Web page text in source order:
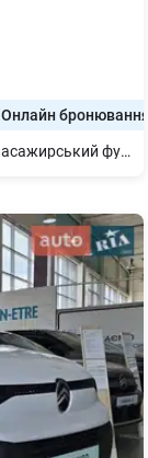
Онлайн
Citro?n Berlingo Crew Cab 2025 — це вантажопасажирський фургон, який поєднує функціональність комерційного авто з комфортом сімейного мінівена. Він має подовжений кузов L2, призначений для 5 пасажирів, та просторий салон, що легко трансформується для перевезення вантажів об'ємом до 4 куб. м і вантажопідйомністю до 840 кг. Автомобіль оснащений 1,5-літровим дизельним двигуном потужністю 100 к. с., 6-ступінчастою механічною коробкою передач та має високий кліренс.